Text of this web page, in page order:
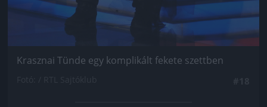
Krasznai Tünde egy komplikált fekete szettben